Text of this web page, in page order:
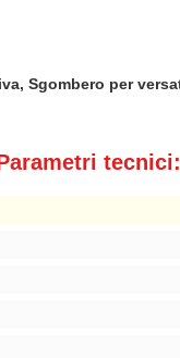
Sgombero per
tecnici: